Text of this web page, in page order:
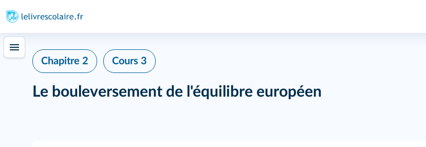
Chapitre 2 Cours 3
Le bouleversement de l'équilibre européen